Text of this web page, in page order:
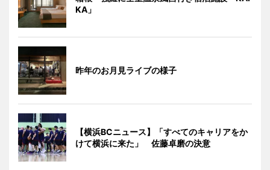
KA」
昨年のお月見ライブの様子
【横浜BCニュース】「すべてのキャリアをか
けて横浜に来た」 佐藤卓磨の決意